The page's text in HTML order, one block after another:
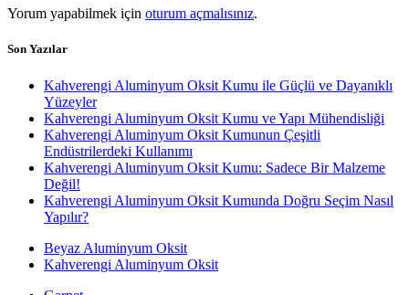
Yorum yapabilmek için oturum açmalısınız.
Son Yazılar
Kahverengi Aluminyum Oksit Kumu ile Güçlü ve Dayanıklı
Yüzeyler
Kahverengi Aluminyum Oksit Kumu ve Yapı Mühendisliği
Kahverengi Aluminyum Oksit Kumunun Çeşitli
Endüstrilerdeki Kullanımı
Kahverengi Aluminyum Oksit Kumu: Sadece Bir Malzeme
Değil!
Kahverengi Aluminyum Oksit Kumunda Doğru Seçim Nasıl
Yapılır?
Beyaz Aluminyum Oksit
Kahverengi Aluminyum Oksit